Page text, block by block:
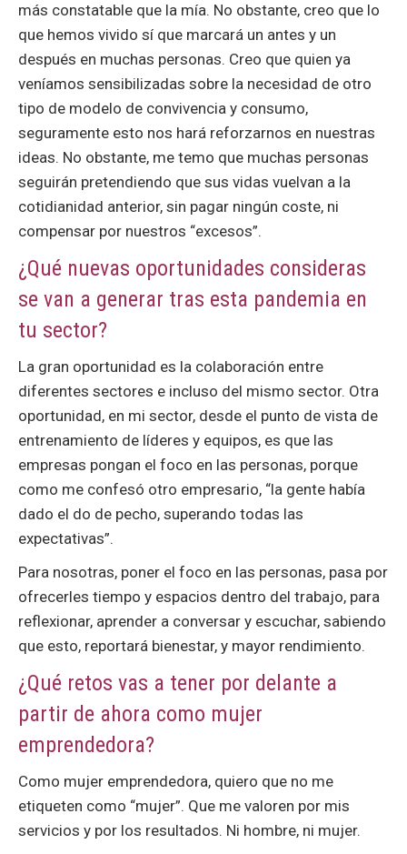
más constatable que la mía. No obstante, creo que lo
que hemos vivido sí que marcará un antes y un
después en muchas personas. Creo que quien ya
veníamos sensibilizadas sobre la necesidad de otro
tipo de modelo de convivencia y consumo,
seguramente esto nos hará reforzarnos en nuestras
ideas. No obstante, me temo que muchas personas
seguirán pretendiendo que sus vidas vuelvan a la
cotidianidad anterior, sin pagar ningún coste, ni
compensar por nuestros “excesos”.
¿Qué nuevas oportunidades consideras
se van a generar tras esta pandemia en
tu sector?
La gran oportunidad es la colaboración entre
diferentes sectores e incluso del mismo sector. Otra
oportunidad, en mi sector, desde el punto de vista de
entrenamiento de líderes y equipos, es que las
empresas pongan el foco en las personas, porque
como me confesó otro empresario, “la gente había
dado el do de pecho, superando todas las
expectativas”.
Para nosotras, poner el foco en las personas, pasa por
ofrecerles tiempo y espacios dentro del trabajo, para
reflexionar, aprender a conversar y escuchar, sabiendo
que esto, reportará bienestar, y mayor rendimiento.
¿Qué retos vas a tener por delante a
partir de ahora como mujer
emprendedora?
Como mujer emprendedora, quiero que no me
etiqueten como “mujer”. Que me valoren por mis
servicios y por los resultados. Ni hombre, ni mujer.